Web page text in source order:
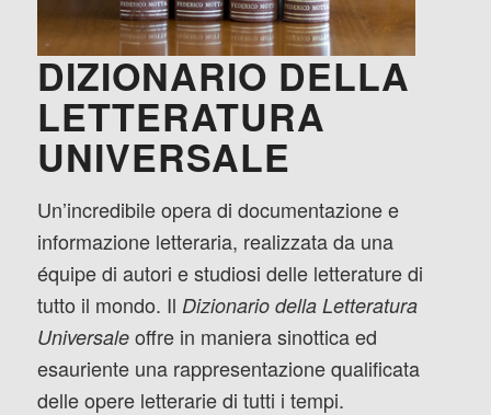
DIZIONARIO DELLA
LETTERATURA
UNIVERSALE
Un’incredibile opera di documentazione e
informazione letteraria, realizzata da una
équipe di autori e studiosi delle letterature di
tutto il mondo. Il Dizionario della Letteratura
Universaleoffre in maniera sinottica ed
esauriente una rappresentazione qualificata
delle opere letterarie di tutti i tempi.